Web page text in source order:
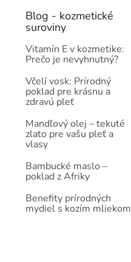
Blog - kozmetické
suroviny
Vitamín E v kozmetike:
Prečo je nevyhnutný?
Včelí vosk: Prírodný
poklad pre krásnu a
zdravú pleť
Mandľový olej – tekuté
zlato pre vašu pleť a
vlasy
Bambucké maslo –
poklad z Afriky
Benefity prírodných
mydiel s kozím mliekom